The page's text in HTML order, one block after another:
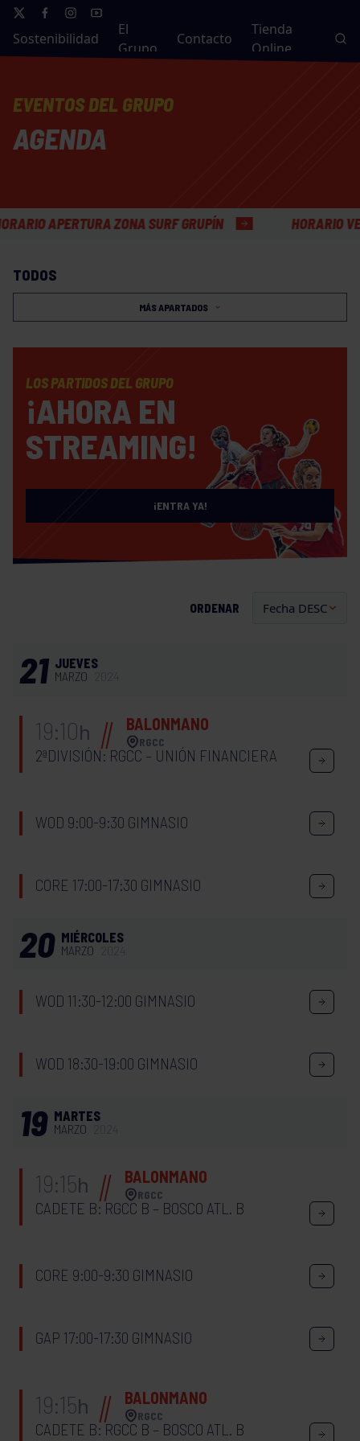
Sostenibilidad
El
Grupo
Contacto
Tienda
Online
EVENTOS DEL GRUPO
AGENDA
APERTURA ZONA SURF GRUPÍN HORARIO
TODOS
MÁS APARTADOS
LOS PARTIDOS DEL GRUPO
¡AHORA EN
STREAMING!
¡ENTRA YA!
ORDENAR
21 JUEVES
MARZO
19:10h BALONMANO
RGCC
2ªDIVISIÓN: RGCC – UNIÓN FINANCIERA
WOD 9:00-9:30 GIMNASIO
CORE 17:00-17:30 GIMNASIO
20 MIÉRCOLES
MARZO
WOD 11:30-12:00 GIMNASIO
WOD 18:30-19:00 GIMNASIO
19 MARTES
MARZO
19:15h BALONMANO
RGCC
CADETE B: RGCC B – BOSCO ATL. B
CORE 9:00-9:30 GIMNASIO
GAP 17:00-17:30 GIMNASIO
19:15h BALONMANO
RGCC
CADETE B: RGCC B – BOSCO ATL. B